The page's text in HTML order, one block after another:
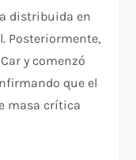
distribuida en
Posteriormente,
y comenzó
que el
masa crítica